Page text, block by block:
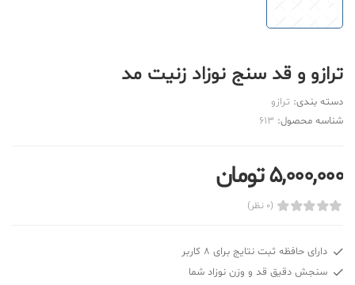
ترازو و قد سنج نوزاد زنیت مد
دسته بندی: ترازو
شناسه محصول: 613
5,000,000 تومان
(0 نظر)
دارای حافظه ثبت نتایج برای ۸ کاربر
سنجش دقیق قد و وزن نوزاد شما